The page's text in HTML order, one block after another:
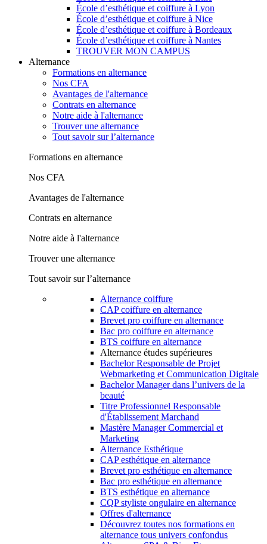
École d’esthétique et coiffure à Lyon
École d’esthétique et coiffure à Nice
École d’esthétique et coiffure à Bordeaux
École d’esthétique et coiffure à Nantes
TROUVER MON CAMPUS
Alternance
Formations en alternance
Nos CFA
Avantages de l'alternance
Contrats en alternance
Notre aide à l'alternance
Trouver une alternance
Tout savoir sur l’alternance
Formations en alternance
Nos CFA
Avantages de l'alternance
Contrats en alternance
Notre aide à l'alternance
Trouver une alternance
Tout savoir sur l’alternance
Alternance coiffure
CAP coiffure en alternance
Brevet pro coiffure en alternance
Bac pro coiffure en alternance
BTS coiffure en alternance
Alternance études supérieures
Bachelor Responsable de Projet
Webmarketing et Communication Digitale
Bachelor Manager dans l’univers de la
beauté
Titre Professionnel Responsable
d'Établissement Marchand
Mastère Manager Commercial et
Marketing
Alternance Esthétique
CAP esthétique en alternance
Brevet pro esthétique en alternance
Bac pro esthétique en alternance
BTS esthétique en alternance
CQP styliste ongulaire en alternance
Offres d'alternance
Découvrez toutes nos formations en
alternance tous univers confondus